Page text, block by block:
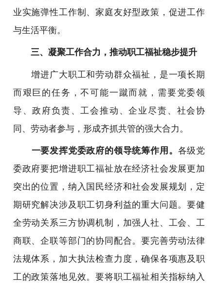
业实施弹性工作制、家庭友好型政策，促进工作
与生活平衡。
三、凝聚工作合力，推动职工福祉稳步提升
增进广大职工和劳动群众福祉，是一项长期
而艰巨的任务，不可能一蹴而就，需要党委领
导、政府负责、工会推动、企业尽责、社会协
同、劳动者参与，形成齐抓共管的强大合力。
一要发挥党委政府的领导统筹作用。 各级党
委政府要把增进职工福祉放在经济社会发展更加
突出的位置，纳入国民经济和社会发展规划，定
期研究解决涉及职工切身利益的重大问题。要健
全劳动关系三方协调机制，加强人社、工会、工
商联、企联等部门的协同配合。要完善劳动法律
法规体系，加大执法检查力度，确保各项惠及职
工的政策落地见效。要将职工福祉相关指标纳入